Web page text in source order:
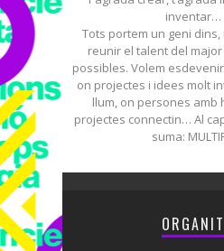
inventar…
Tots portem un geni dins,
reunir el talent del
possibles. Volem
on projectes i idees molt
llum, on persones amb
projectes connectin… Al
suma: